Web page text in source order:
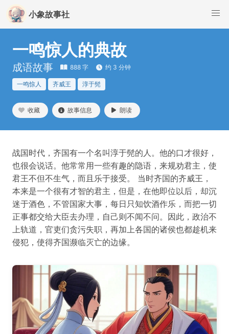
小象故事社
一鸣惊人的典故
成语故事 888 字 约 3 分钟
一鸣惊人 齐威王 淳于髡
收藏 故事信息 朗读
战国时代，齐国有一个名叫淳于髡的人。他的口才很好，
也很会说话。他常常用一些有趣的隐语，来规劝君主，使
君王不但不生气，而且乐于接受。 当时齐国的齐威王，
本来是一个很有才智的君主，但是，在他即位以后，却沉
迷于酒色，不管国家大事，每日只知饮酒作乐，而把一切
正事都交给大臣去办理，自己则不闻不问。因此，政治不
上轨道，官吏们贪污失职，再加上各国的诸侯也都趁机来
侵犯，使得齐国濒临灭亡的边缘。